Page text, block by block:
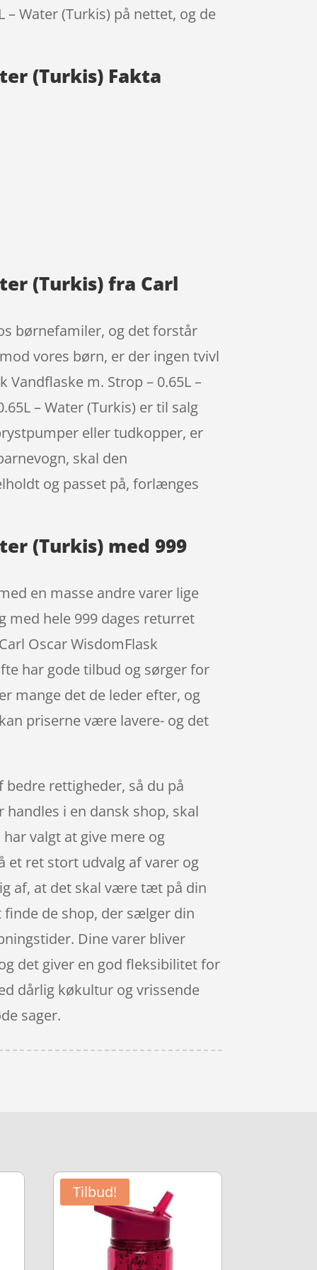
Water (Turkis) på nettet, og de
(Turkis) Fakta
(Turkis) fra Carl
børnefamiler, og det forstår
vores børn, er der ingen tvivl
m. Strop – 0.65L –
– Water (Turkis) er til salg
eller tudkopper, er
skal den
og passet på, forlænges
(Turkis) med 999
en masse andre varer lige
hele 999 dages returret
Oscar WisdomFlask
har gode tilbud og sørger for
mange det de leder efter, og
priserne være lavere- og det
rettigheder, så du på
i en dansk shop, skal
valgt at give mere og
et ret stort udvalg af varer og
af, at det skal være tæt på din
de shop, der sælger din
Dine varer bliver
det giver en god fleksibilitet for
dårlig køkultur og vrissende
sager.
Tilbud!